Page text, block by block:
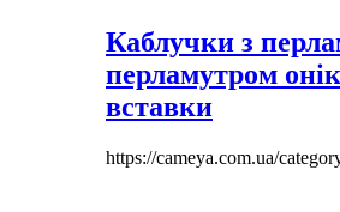
Каблучки з
перламутром
вставки
https://cameya.com.ua/